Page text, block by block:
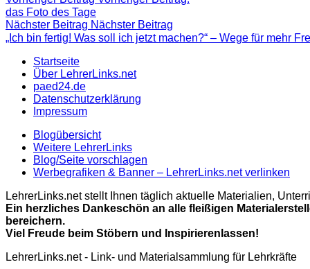
das Foto des Tage
Nächster Beitrag Nächster Beitrag
„Ich bin fertig! Was soll ich jetzt machen?“ – Wege für mehr
Startseite
Über LehrerLinks.net
paed24.de
Datenschutzerklärung
Impressum
Blogübersicht
Weitere LehrerLinks
Blog/Seite vorschlagen
Werbegrafiken & Banner – LehrerLinks.net verlinken
LehrerLinks.net stellt Ihnen täglich aktuelle Materialien,
Ein herzliches Dankeschön an alle fleißigen
bereichern.
Viel Freude beim Stöbern und Inspirierenlassen!
LehrerLinks.net - Link- und Materialsammlung für Lehrkräfte